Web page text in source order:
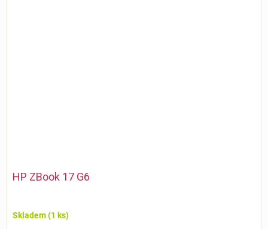
HP ZBook 17 G6
Skladem(1 ks)